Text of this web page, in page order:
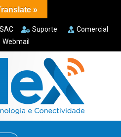
SAC Suporte
Comercial
Webmail
»